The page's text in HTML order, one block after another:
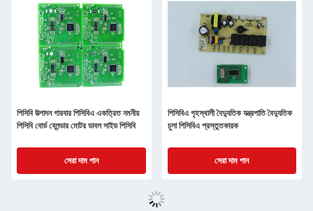
পিসিবি উত্পাদন গারবার পিসিবিএ একত্রিত নমনীয়
পিসিবি বোর্ড ব্লেন্ডার মোটর ডাবল সাইড পিসিবি
সেরা দাম পান
পিসিবিএ গৃহস্থালী বৈদ্যুতিক যন্ত্রপাতি বৈদ্যুতিক
চুলা পিসিবিএ প্রস্তুতকারক
সেরা দাম পান